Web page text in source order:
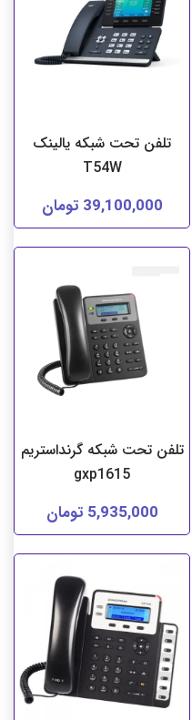
تلفن تحت شبکه یالینک
T54W
39,100,000 تومان
تلفن تحت شبکه گرنداستریم
gxp1615
5,935,000 تومان